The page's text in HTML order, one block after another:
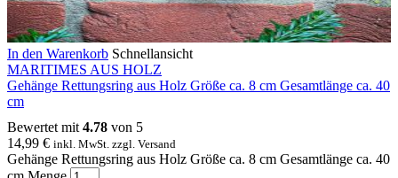
In den Warenkorb Schnellansicht
MARITIMES AUS HOLZ
Gehänge Rettungsring aus Holz Größe ca. 8 cm Gesamtlänge ca. 40
cm
Bewertet mit 4.78 von 5
14,99 € inkl. MwSt. zzgl. Versand
Gehänge Rettungsring aus Holz Größe ca. 8 cm Gesamtlänge ca. 40